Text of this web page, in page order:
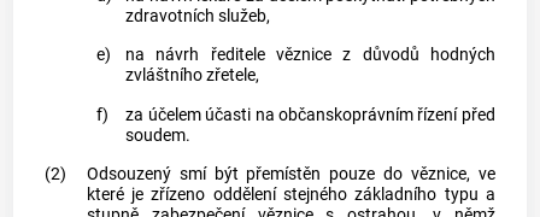
zdravotních služeb,
e)
na návrh ředitele věznice z důvodů hodných
zvláštního zřetele,
f)
za účelem účasti na občanskoprávním řízení před
soudem.
(2)
Odsouzený smí být přemístěn pouze do věznice, ve
které je zřízeno oddělení stejného základního typu a